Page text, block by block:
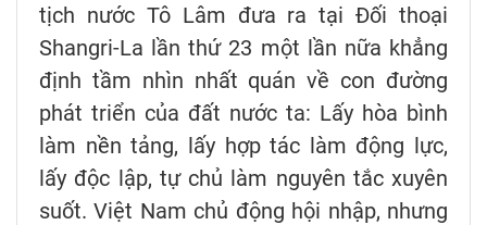
tịch nước Tô Lâm đưa ra tại Đối thoại
Shangri-La lần thứ 23 một lần nữa khẳng
định tầm nhìn nhất quán về con đường
phát triển của đất nước ta: Lấy hòa bình
làm nền tảng, lấy hợp tác làm động lực,
lấy độc lập, tự chủ làm nguyên tắc xuyên
suốt. Việt Nam chủ động hội nhập, nhưng